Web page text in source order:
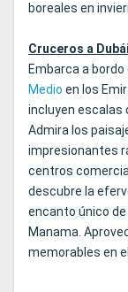
boreales en
Cruceros a
Embarca a bordo
Medio en los
incluyen escalas
Admira los
impresionantes
centros
descubre la
encanto único de
Manama.
memorables en